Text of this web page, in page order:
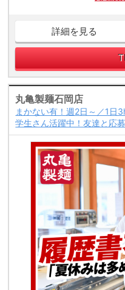
詳細を見る
丸亀製麺石岡店
まかない有！週2日～／1日
学生さん活躍中！友達と応